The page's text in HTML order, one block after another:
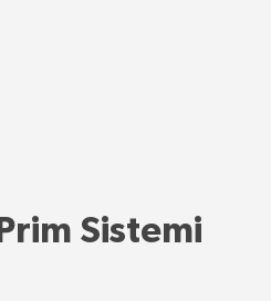
Sistemi